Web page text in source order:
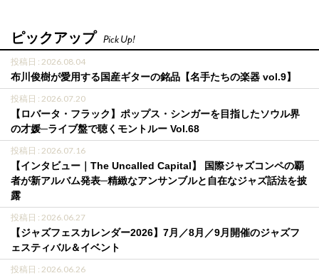
ピックアップ Pick Up!
投稿日 : 2026.08.04
布川俊樹が愛用する国産ギターの銘品【名手たちの楽器 vol.9】
投稿日 : 2026.07.20
【ロバータ・フラック】ポップス・シンガーを目指したソウル界
の才媛─ライブ盤で聴くモントルー Vol.68
投稿日 : 2026.07.16
【インタビュー｜The Uncalled Capital】 国際ジャズコンペの覇
者が新アルバム発表─精緻なアンサンブルと自在なジャズ話法を披
露
投稿日 : 2026.06.27
【ジャズフェスカレンダー2026】7月／8月／9月開催のジャズフ
ェスティバル＆イベント
投稿日 : 2026.06.26